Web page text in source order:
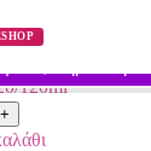
Ξηροί